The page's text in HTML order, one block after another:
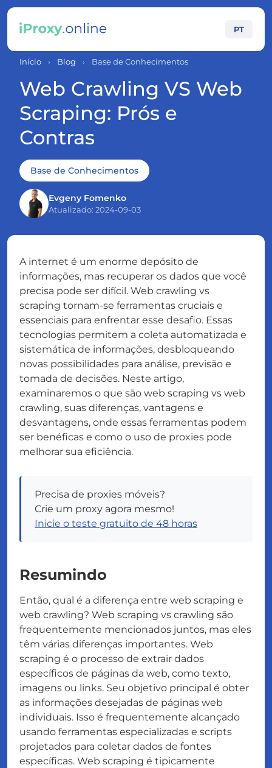
PT
Início › Blog › Base de Conhecimentos
Web Crawling VS Web
Scraping: Prós e
Contras
Base de Conhecimentos
Evgeny Fomenko
Atualizado: 2024-09-03
A internet é um enorme depósito de
informações, mas recuperar os dados que você
precisa pode ser difícil. Web crawling vs
scraping tornam-se ferramentas cruciais e
essenciais para enfrentar esse desafio. Essas
tecnologias permitem a coleta automatizada e
sistemática de informações, desbloqueando
novas possibilidades para análise, previsão e
tomada de decisões. Neste artigo,
examinaremos o que são web scraping vs web
crawling, suas diferenças, vantagens e
desvantagens, onde essas ferramentas podem
ser benéficas e como o uso de proxies pode
melhorar sua eficiência.
Precisa de proxies móveis?
Crie um proxy agora mesmo!
Inicie o teste gratuito de 48 horas
Resumindo
Então, qual é a diferença entre web scraping e
web crawling? Web scraping vs crawling são
frequentemente mencionados juntos, mas eles
têm várias diferenças importantes. Web
scraping é o processo de extrair dados
específicos de páginas da web, como texto,
imagens ou links. Seu objetivo principal é obter
as informações desejadas de páginas web
individuais. Isso é frequentemente alcançado
usando ferramentas especializadas e scripts
projetados para coletar dados de fontes
específicas. Web scraping é tipicamente